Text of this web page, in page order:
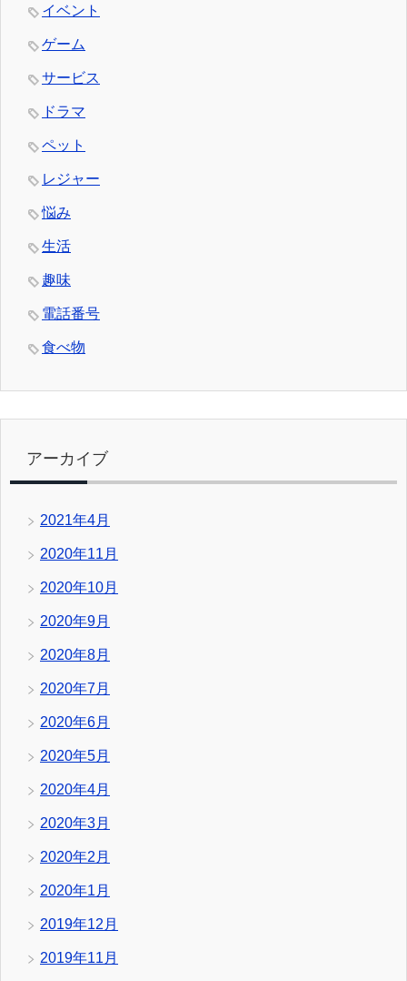
イベント
ゲーム
サービス
ドラマ
ペット
レジャー
悩み
生活
趣味
電話番号
食べ物
アーカイブ
2021年4月
2020年11月
2020年10月
2020年9月
2020年8月
2020年7月
2020年6月
2020年5月
2020年4月
2020年3月
2020年2月
2020年1月
2019年12月
2019年11月